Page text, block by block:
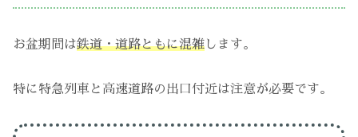
お盆期間は鉄道・道路ともに混雑 します。
特に特急列車と高速道路の出口付近は注意が必要です。